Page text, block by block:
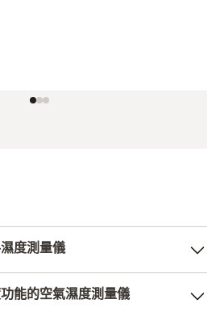
度測量儀
就是您的理想儀器。 您可簡單直
能的空氣濕度測量儀